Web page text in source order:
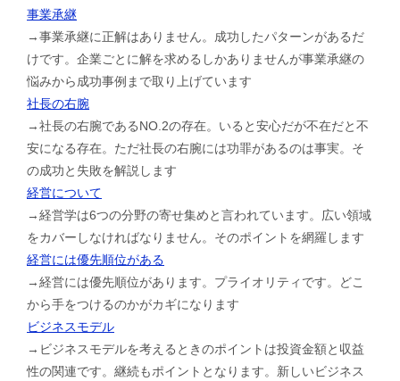
事業承継
→事業承継に正解はありません。成功したパターンがあるだ
けです。企業ごとに解を求めるしかありませんが事業承継の
悩みから成功事例まで取り上げています
社長の右腕
→社長の右腕であるNO.2の存在。いると安心だが不在だと不
安になる存在。ただ社長の右腕には功罪があるのは事実。そ
の成功と失敗を解説します
経営について
→経営学は6つの分野の寄せ集めと言われています。広い領域
をカバーしなければなりません。そのポイントを網羅します
経営には優先順位がある
→経営には優先順位があります。プライオリティです。どこ
から手をつけるのかがカギになります
ビジネスモデル
→ビジネスモデルを考えるときのポイントは投資金額と収益
性の関連です。継続もポイントとなります。新しいビジネス